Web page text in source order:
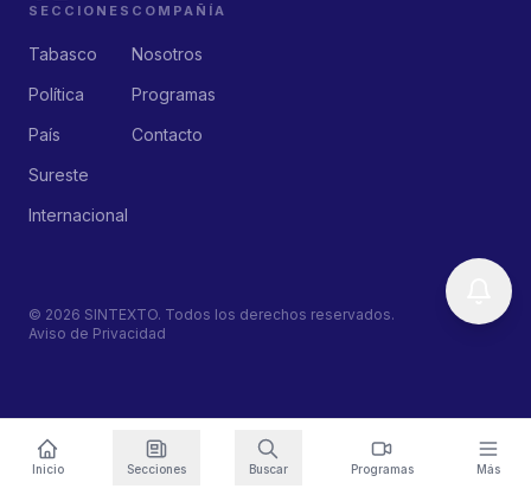
SECCIONES
Tabasco
Política
País
Sureste
Internacional
COMPAÑÍA
Nosotros
Programas
Contacto
© 2026 SINTEXTO. Todos los derechos reservados.
Aviso de Privacidad
Inicio Secciones Buscar Programas Más